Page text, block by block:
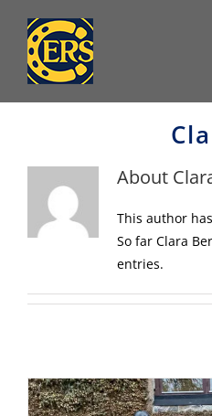
content
About
This author
So far Clara
entries.